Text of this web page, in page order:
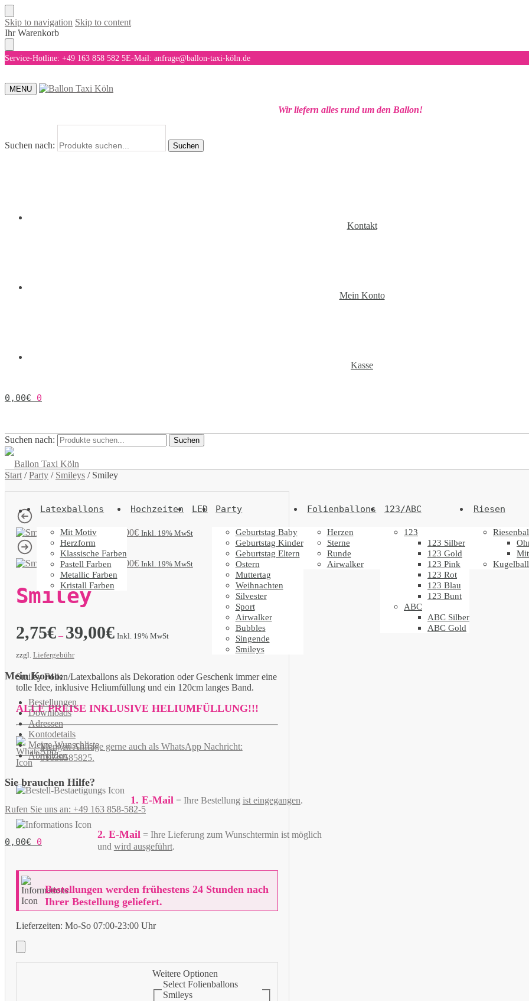
Skip to navigation Skip to content
Ihr Warenkorb
Service-Hotline: +49 163 858 582 5E-Mail: anfrage@ballon-taxi-köln.de
MENU
Wir liefern alles rund um den Ballon!
Suchen nach: Suchen
Kontakt
Mein Konto
Kasse
0,00€ 0
Suchen nach: Suchen
Latexballons
Mit Motiv
Herzform
Klassische Farben
Pastell Farben
Metallic Farben
Kristall Farben
Hochzeiten LED Party
Geburtstag Baby
Geburtstag Kinder
Geburtstag Eltern
Ostern
Muttertag
Weihnachten
Silvester
Sport
Airwalker
Bubbles
Singende
Smileys
Folienballons
Herzen
Sterne
Runde
Airwalker
123/ABC
123
123 Silber
123 Gold
123 Pink
123 Rot
123 Blau
123 Bunt
ABC
ABC Silber
ABC Gold
Riesen
Mein Konto:
Bestellungen
Downloads
Adressen
Kontodetails
Meine Wunschliste
Abmelden
Sie brauchen Hilfe?
Rufen Sie uns an: +49 163 858-582-5
0,00€ 0
Start /Party / Smileys / Smiley
Smiley 2,75 39,00€ Inkl. 19% MwSt
Smiley 2,75€– 39,00€ Inkl. 19% MwSt
Smiley
2,75€– 39,00€ Inkl. 19% MwSt
zzgl. Liefergebühr
Smiley Folien/Latexballons als Dekoration oder Geschenk immer eine
tolle Idee, inklusive Heliumfüllung und ein 120cm langes Band.
ALLE PREISE INKLUSIVE HELIUMFÜLLUNG!!!
Mengen Anfrage gerne auch als WhatsApp Nachricht:
01638585825.
1. E-Mail= Ihre Bestellung ist eingegangen.
2. E-Mail= Ihre Lieferung zum Wunschtermin ist möglich
und wird ausgeführt.
Bestellungen werden frühestens 24 Stunden nach
Ihrer Bestellung geliefert.
Lieferzeiten: Mo-So 07:00-23:00 Uhr
Weitere Optionen
Select Folienballons
Smileys